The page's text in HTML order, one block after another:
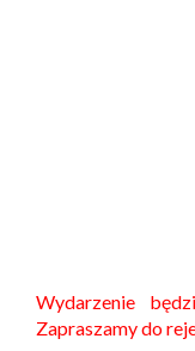
Wydarzenie
Zapraszamy do